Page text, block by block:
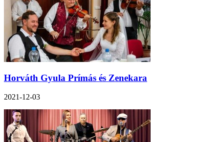
Horváth Gyula Prímás és Zenekara
2021-12-03